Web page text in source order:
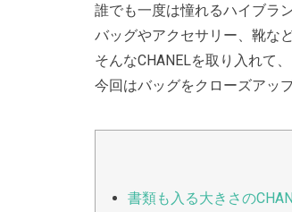
誰でも一度は憧れるハイブラ
バッグやアクセサリー、靴な
そんなCHANELを取り入れて
今回はバッグをクローズアッ
書類も入る大きさの